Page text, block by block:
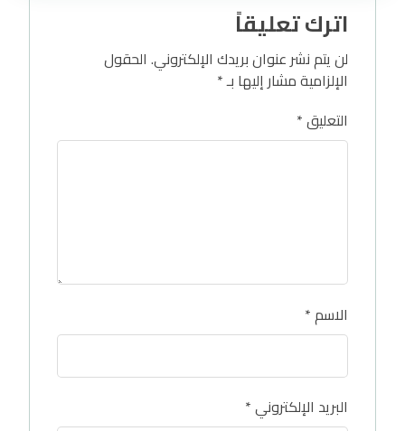
اترك تعليقاً
لن يتم نشر عنوان بريدك الإلكتروني. الحقول
الإلزامية مشار إليها بـ*
التعليق*
الاسم*
البريد الإلكتروني*